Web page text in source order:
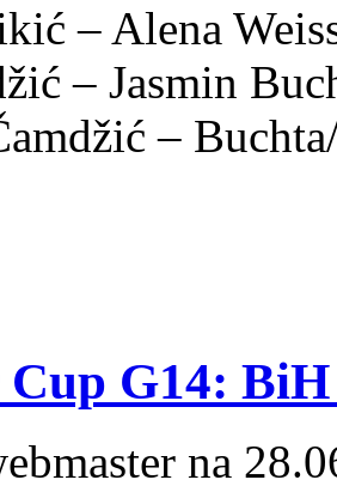
– Alena
– Jasmin
–
Cup G14:
na